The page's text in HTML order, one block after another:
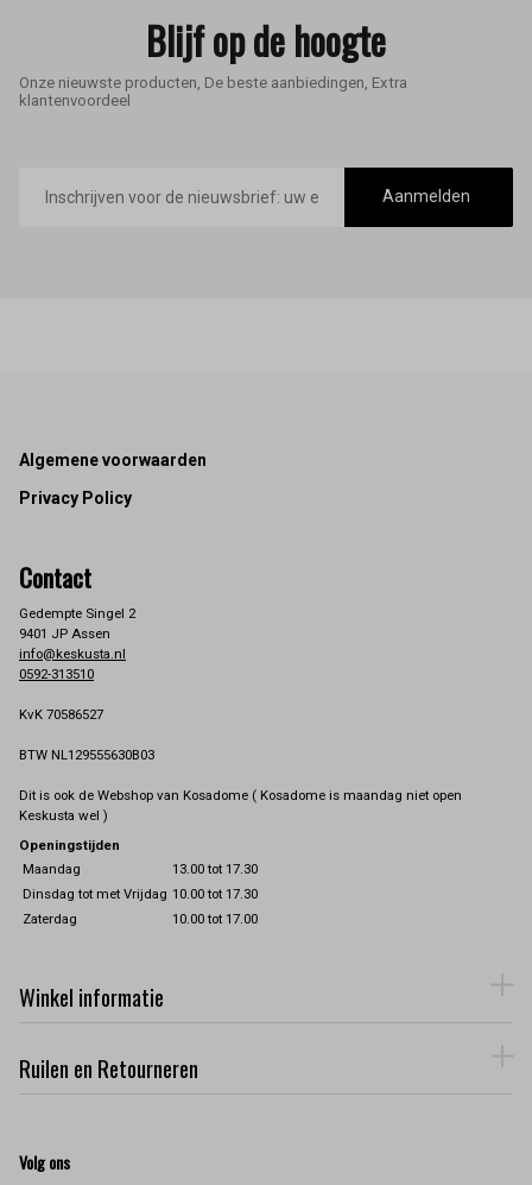
Blijf op de hoogte
Onze nieuwste producten, De beste aanbiedingen, Extra
klantenvoordeel
mailadres
Aanmelden
Footer
Algemene voorwaarden
Privacy Policy
Contact
Gedempte Singel 2
9401 JP Assen
info@keskusta.nl
0592-313510
KvK 70586527
BTW NL129555630B03
Dit is ook de Webshop van Kosadome ( Kosadome is maandag niet open
Keskusta wel )
Openingstijden
Maandag
13.00 tot 17.30
Dinsdag tot met Vrijdag 10.00 tot 17.30
Zaterdag
10.00 tot 17.00
Winkel informatie
Ruilen en Retourneren
Volg ons